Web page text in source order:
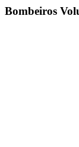
Bombeiros